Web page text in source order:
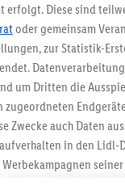
Diese sind
oder gemeinsam
zur Statistik-
um Dritten die
Zwecke auch Daten
in den